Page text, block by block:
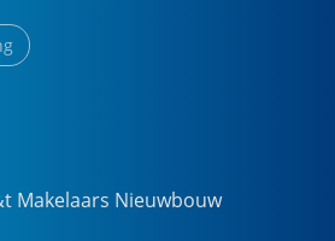
Makelaars Nieuwbouw